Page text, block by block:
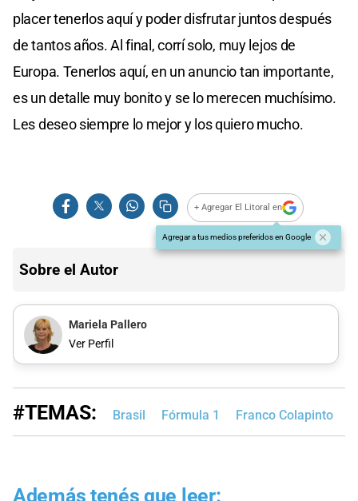
placer tenerlos aquí y poder disfrutar juntos después
de tantos años. Al final, corrí solo, muy lejos de
Europa. Tenerlos aquí, en un anuncio tan importante,
es un detalle muy bonito y se lo merecen muchísimo.
Les deseo siempre lo mejor y los quiero mucho.
+ Agregar El Litoral en
Agregar a tus medios preferidos en Google
Sobre el Autor
Mariela Pallero
Ver Perfil
#TEMAS: Brasil Fórmula 1 Franco Colapinto
Además tenés que leer: